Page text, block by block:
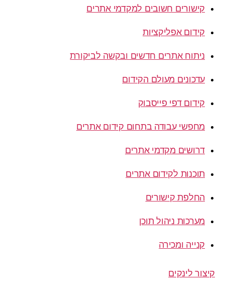
קישורים חשובים למקדמי אתרים
קידום אפליקציות
ניתוח אתרים חדשים ובקשה לביקורת
עדכונים מעולם הקידום
קידום דפי פייסבוק
מחפשי עבודה בתחום קידום אתרים
דרושים מקדמי אתרים
תוכנות לקידום אתרים
החלפת קישורים
מערכות ניהול תוכן
קנייה ומכירה
קיצור לינקים